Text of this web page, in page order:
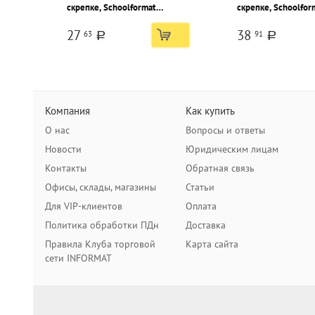
скрепке, Schoolformat
ЛЮБОПЫТНЫЙ КОТИК
Геометрия мелованный картон,
27 63 a
скрепке,
НАТУРАЛЬНЫЙ
Геометрия
матовая
38 91 a
Компания
О нас
Новости
Контакты
Офисы, склады, магазины
Для VIP-клиентов
Политика обработки ПДн
Правила Клуба торговой
сети INFORMAT
Как купить
Вопросы и ответы
Юридическим лицам
Обратная связь
Статьи
Оплата
Доставка
Карта сайта